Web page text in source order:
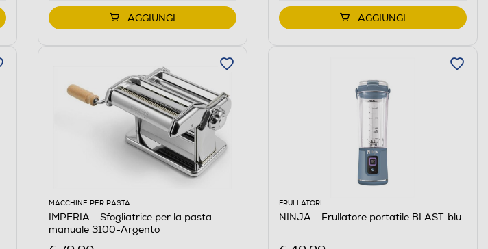
AGGIUNGI AGGIUNGI
MACCHINE PER PASTA
IMPERIA - Sfogliatrice per la pasta
manuale 3100-Argento
FRULLATORI
NINJA - Frullatore portatile BLAST-blu